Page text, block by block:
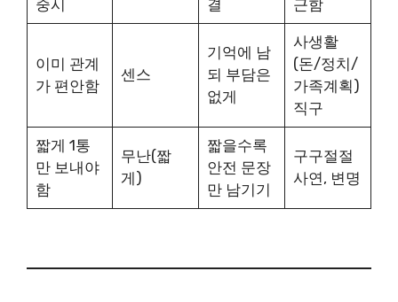
중시
결
근함
이미 관계
가 편안함
센스
기억에 남
되 부담은
없게
사생활
(돈/정치/
가족계획)
직구
짧게 1통
만 보내야
함
무난(짧
게)
짧을수록
안전 문장
만 남기기
구구절절
사연, 변명